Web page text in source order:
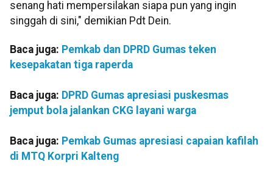
senang hati mempersilakan siapa pun yang ingin
singgah di sini," demikian Pdt Dein.
Baca juga: Pemkab dan DPRD Gumas teken
kesepakatan tiga raperda
Baca juga: DPRD Gumas apresiasi puskesmas
jemput bola jalankan CKG layani warga
Baca juga: Pemkab Gumas apresiasi capaian kafilah
di MTQ Korpri Kalteng